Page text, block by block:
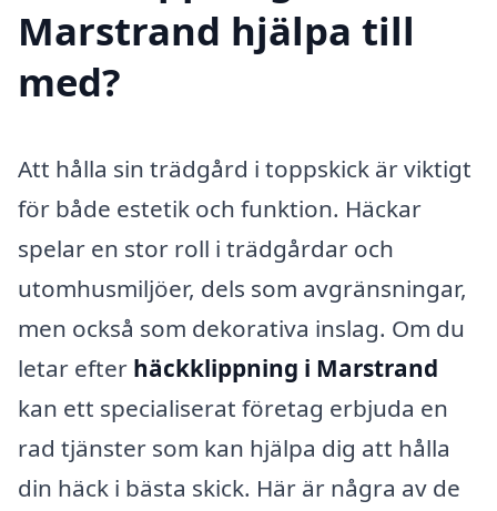
Marstrand hjälpa till
med?
Att hålla sin trädgård i toppskick är viktigt
för både estetik och funktion. Häckar
spelar en stor roll i trädgårdar och
utomhusmiljöer, dels som avgränsningar,
men också som dekorativa inslag. Om du
letar efter häckklippning i Marstrand
kan ett specialiserat företag erbjuda en
rad tjänster som kan hjälpa dig att hålla
din häck i bästa skick. Här är några av de